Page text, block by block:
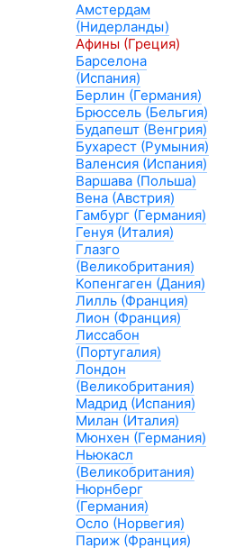
Амстердам
(Нидерланды)
Афины (Греция)
Барселона
(Испания)
Берлин (Германия)
Брюссель (Бельгия)
Будапешт (Венгрия)
Бухарест (Румыния)
Валенсия (Испания)
Варшава (Польша)
Вена (Австрия)
Гамбург (Германия)
Генуя (Италия)
Глазго
(Великобритания)
Копенгаген (Дания)
Лилль (Франция)
Лион (Франция)
Лиссабон
(Португалия)
Лондон
(Великобритания)
Мадрид (Испания)
Милан (Италия)
Мюнхен (Германия)
Ньюкасл
(Великобритания)
Нюрнберг
(Германия)
Осло (Норвегия)
Париж (Франция)